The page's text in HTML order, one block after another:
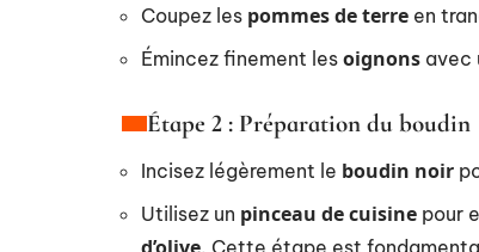
Coupez les pommes de terre en
Émincez finement les oignons avec
Étape 2 : Préparation du boudin
Incisez légèrement le boudin noir
Utilisez un pinceau de cuisine pour
d’olive. Cette étape est